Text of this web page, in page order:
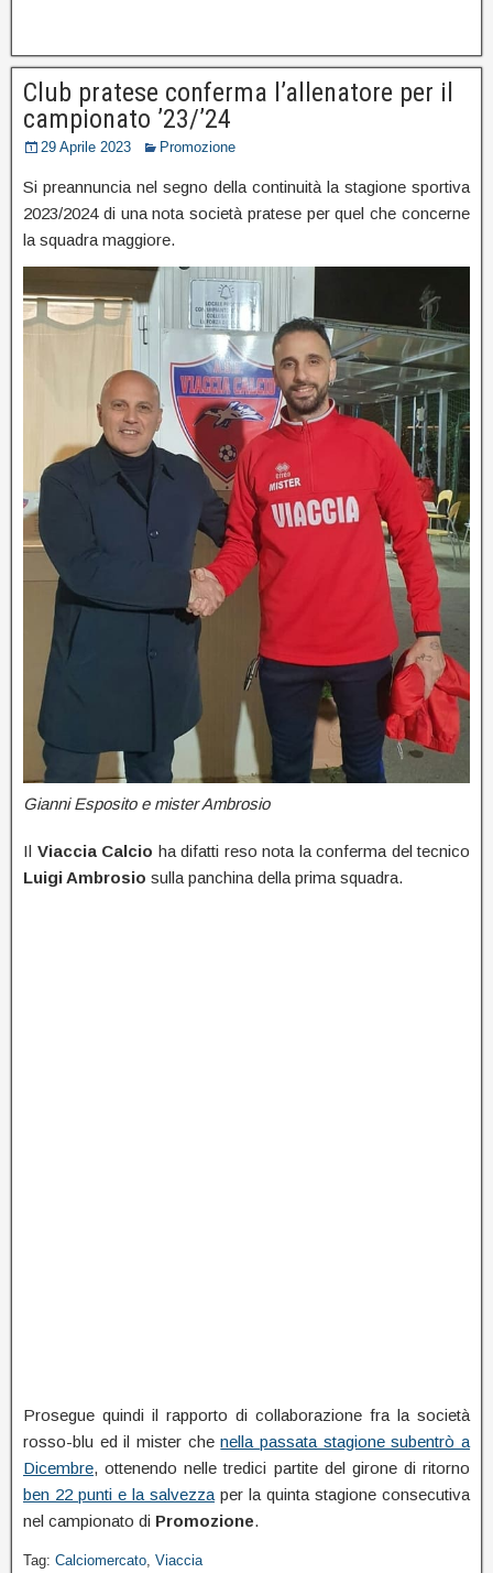
Club pratese conferma l’allenatore per il
campionato ’23/’24
29 Aprile 2023 Promozione
Si preannuncia nel segno della continuità la stagione sportiva
2023/2024 di una nota società pratese per quel che concerne
la squadra maggiore.
Gianni Esposito e mister Ambrosio
Il Viaccia Calcio ha difatti reso nota la conferma del tecnico
Luigi Ambrosio sulla panchina della prima squadra.
Prosegue quindi il rapporto di collaborazione fra la società
rosso-blu ed il mister chenella passata stagione subentrò a
Dicembre, ottenendo nelle tredici partite del girone di ritorno
ben 22 punti e la salvezza per la quinta stagione consecutiva
nel campionato di Promozione.
Tag: Calciomercato, Viaccia